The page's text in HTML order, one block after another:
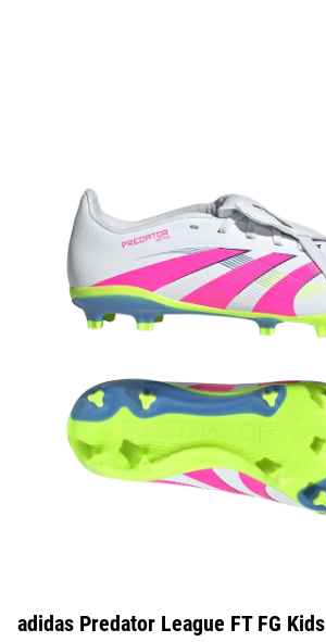
adidas Predator League FT FG Kids